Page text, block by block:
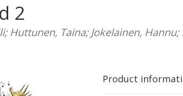
2
Huttunen, Taina; Jokelainen,
Product